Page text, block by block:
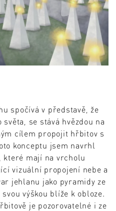
spočívá v představě, že
světa, se stává hvězdou na
cílem propojit hřbitov s
konceptu jsem navrhl
které mají na vrcholu
vizuální propojení nebe a
jehlanu jako pyramidy ze
výškou blíže k obloze.
je pozorovatelné i ze